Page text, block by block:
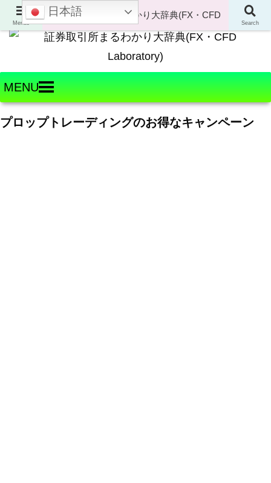
Welcome to FX・CFD Laboratory!
MENU
プロップトレーディングのお得なキャンペーン
Menus Search
日本語